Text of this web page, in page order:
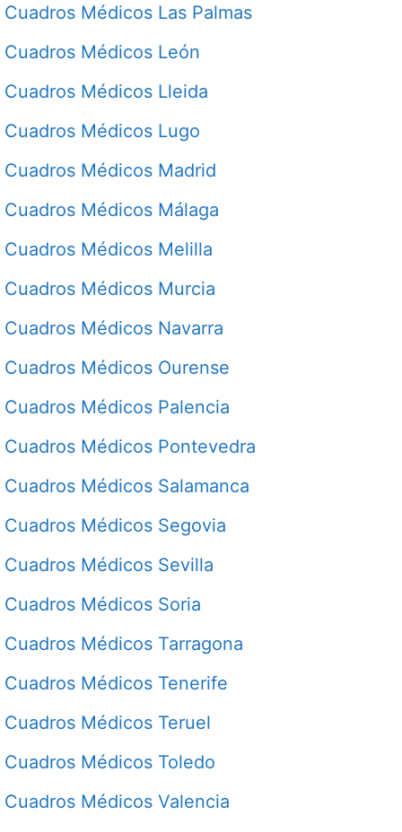
Cuadros Médicos Las Palmas
Cuadros Médicos León
Cuadros Médicos Lleida
Cuadros Médicos Lugo
Cuadros Médicos Madrid
Cuadros Médicos Málaga
Cuadros Médicos Melilla
Cuadros Médicos Murcia
Cuadros Médicos Navarra
Cuadros Médicos Ourense
Cuadros Médicos Palencia
Cuadros Médicos Pontevedra
Cuadros Médicos Salamanca
Cuadros Médicos Segovia
Cuadros Médicos Sevilla
Cuadros Médicos Soria
Cuadros Médicos Tarragona
Cuadros Médicos Tenerife
Cuadros Médicos Teruel
Cuadros Médicos Toledo
Cuadros Médicos Valencia